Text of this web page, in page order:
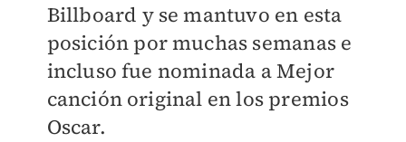
Billboard y se mantuvo en esta
posición por muchas semanas e
incluso fue nominada a Mejor
canción original en los premios
Oscar.